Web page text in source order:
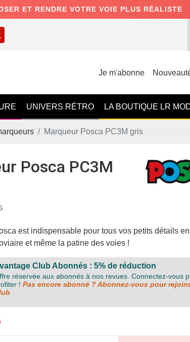
ET RENDRE VOTRE VOIE PLUS RÉALISTE
Je m'abonne
UNIVERS RÉTRO LA BOUTIQUE LR
Marqueur Posca PC3M gris
Posca PC3M
est indispensable pour tous vos petits détails en
et même la patine des voies !
Club Abonnés : 5% de réduction
réservée aux abonnés à nos revues. Connectez-vous
! Pas encore abonné ? Abonnez-vous pour